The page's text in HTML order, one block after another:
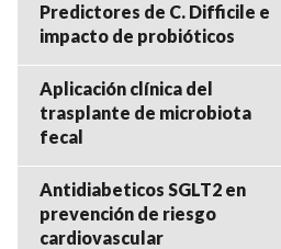
Predictores de C. Difficile e
impacto de probióticos
Aplicación clínica del
trasplante de microbiota
fecal
Antidiabeticos SGLT2 en
prevención de riesgo
cardiovascular